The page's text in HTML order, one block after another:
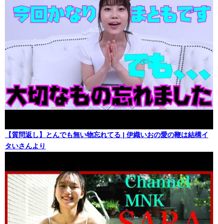
【質問返し】とんでも無い物忘れてる | 伊織いおの愛の鞭は結構イ
タいさんより